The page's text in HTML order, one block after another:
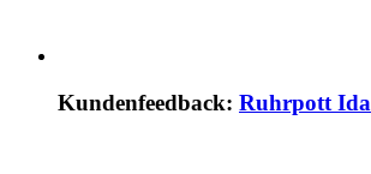
Kundenfeedback: Ruhrpott Ida